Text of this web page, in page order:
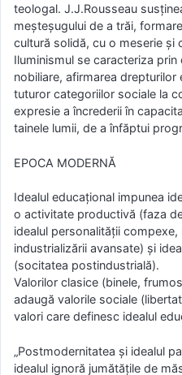
teologal. J.J.Rousseau
meșteșugului de a trăi,
cultură solidă, cu o meserie și
Iluminismul se caracteriza
nobiliare, afirmarea drepturilor
tuturor categoriilor sociale la
expresie a încrederii în
tainele lumii, de a înfăptui
EPOCA MODERNĂ
Idealul educațional impunea
o activitate productivă (faza
idealul personalității compexe,
industrializării avansate) și
(socitatea postindustrială).
Valorilor clasice (binele,
adaugă valorile sociale
valori care definesc idealul
„Postmodernitatea și idealul
idealul ignoră jumătățile de